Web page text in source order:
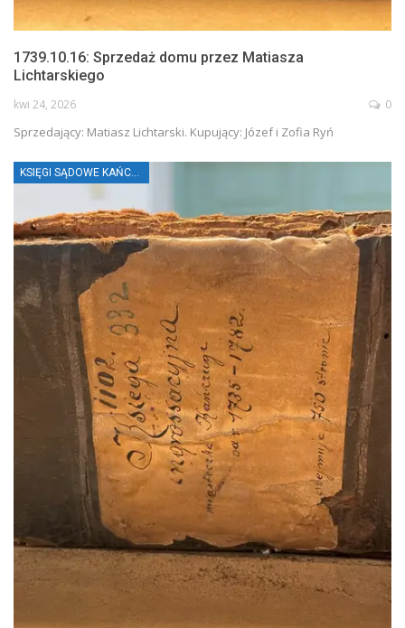
1739.10.16: Sprzedaż domu przez Matiasza
Lichtarskiego
kwi 24, 2026 0
Sprzedający: Matiasz Lichtarski. Kupujący: Józef i Zofia Ryń
KSIĘGI SĄDOWE KAŃCZUGI